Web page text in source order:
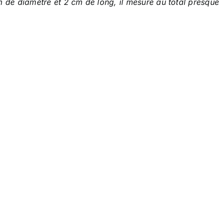
de diamètre et 2 cm de long, il mesure au total presque